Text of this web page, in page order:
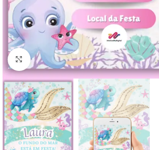
Clique para ampliar